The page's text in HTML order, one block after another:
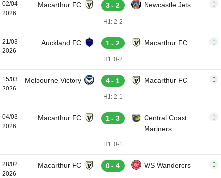
02/04
2026
Macarthur FC 3 - 2 Newcastle Jets
H1: 2-2
21/03
2026
Auckland FC 1 - 2 Macarthur FC
H1: 0-2
15/03
2026
Melbourne Victory 4 - 1 Macarthur FC
H1: 2-1
04/03
2026
Macarthur FC 1 - 3
Central Coast
Mariners
H1: 0-1
28/02
2026
Macarthur FC 0 - 4 WS Wanderers